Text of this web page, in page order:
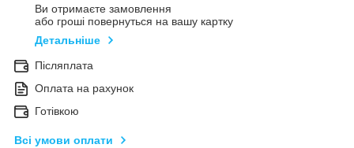
Ви отримаєте замовлення
або гроші повернуться на вашу картку
Детальніше
Післяплата
Оплата на рахунок
Готівкою
Всі умови оплати